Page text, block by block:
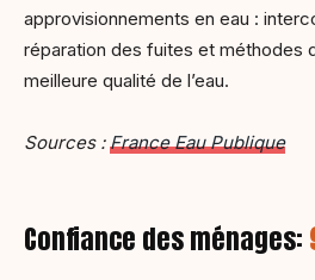
approvisionnements en eau :
réparation des fuites et méthodes
meilleure qualité de l’eau.
Sources :France Eau Publique
Confiance des ménages: